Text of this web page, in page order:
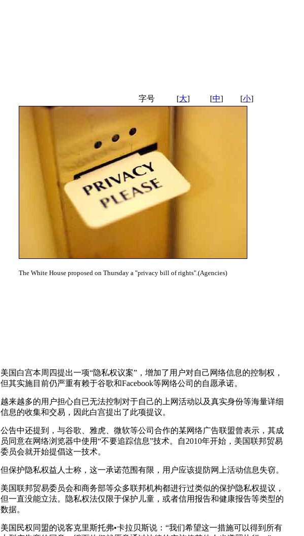
字号 [大] [中] [小]
The White House proposed on Thursday a "privacy bill of rights".(Agencies)
美国白宫本周四提出一项“隐私权议案”，增加了用户对自己网络信息的控制权，
但其实施目前仍严重有赖于谷歌和Facebook等网络公司的自愿承诺。
越来越多的用户担心自已无法控制对于自己的上网活动以及真实身份等海量详细
信息的收集和交易，因此白宫提出了此项提议。
公告中还提到，与谷歌、雅虎、微软等公司合作的某网络广告联盟曾表示，其成
员同意在网络浏览器中使用“不要追踪信息”技术。自2010年开始，美国联邦贸易
委员会就开始提倡这一技术。
但保护隐私权益人士称，这一承诺范围有限，用户应该提防网上活动信息失窃。
美国联邦贸易委员会和商务部等众多联邦机构都进行过类似的保护隐私权提议，
但一直没能立法。隐私权法仅限于保护儿童，或者信用报告和健康报告等类型的
数据。
美国民权同盟的说客克里斯托弗•卡拉贝斯说：“我们希望这一措施可以得到所有